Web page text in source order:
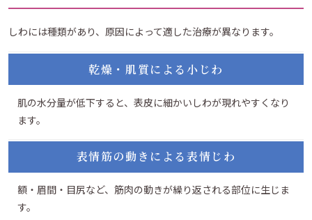
しわには種類があり、原因によって適した治療が異なります。
乾燥・肌質による小じわ
肌の水分量が低下すると、表皮に細かいしわが現れやすくなり
ます。
表情筋の動きによる表情じわ
額・眉間・目尻など、筋肉の動きが繰り返される部位に生じま
す。